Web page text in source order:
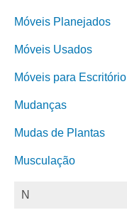
Móveis Planejados
Móveis Usados
Móveis para Escritório
Mudanças
Mudas de Plantas
Musculação
N